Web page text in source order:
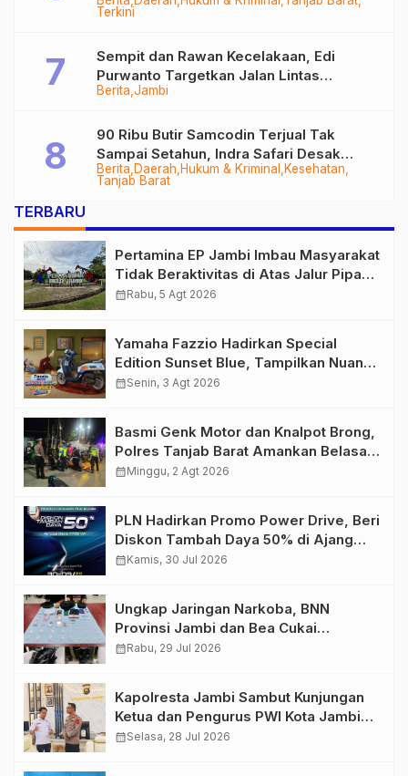
Terkini
Diringkus
Berita Jambi
Sempit dan Rawan Kecelakaan, Edi
Purwanto Targetkan Jalan Lintas
Tungkal-Jambi Mulus di 2028
Berita Daerah Hukum & Kriminal
Kesehatan
Tanjab Barat
90 Ribu Butir Samcodin Terjual Tak
Sampai Setahun, Indra Safari Desak
Audit Menyeluruh
TERBARU
Pertamina EP Jambi Imbau Masyarakat
Tidak Beraktivitas di Atas Jalur Pipa
Migas Demi Keselamatan Bersama
calendar_monthRabu, 5 Agt 2026
Yamaha Fazzio Hadirkan Special
Edition Sunset Blue, Tampilkan Nuansa
Retro Summer yang Semakin Skena
calendar_monthSenin, 3 Agt 2026
Basmi Genk Motor dan Knalpot Brong,
Polres Tanjab Barat Amankan Belasan
Kendaraan
calendar_monthMinggu, 2 Agt 2026
PLN Hadirkan Promo Power Drive, Beri
Diskon Tambah Daya 50% di Ajang
GIIAS 2026
calendar_monthKamis, 30 Jul 2026
Ungkap Jaringan Narkoba, BNN
Provinsi Jambi dan Bea Cukai
Amankan Sembilan Pelaku beserta
calendar_monthRabu, 29 Jul 2026
Kapolresta Jambi Sambut Kunjungan
Ketua dan Pengurus PWI Kota Jambi
Perkuat Sinergi dan Kolaborasi
calendar_monthSelasa, 28 Jul 2026